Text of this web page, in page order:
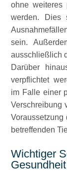
ohne weiteres
werden. Dies
sein.
ausschließlich
Darüber
verpflichtet
im Falle einer
Verschreibung
Voraussetzung
betreffenden
Wichtiger
Gesundheit